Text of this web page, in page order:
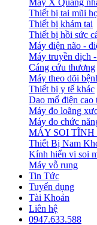
Thiết bị tai mũi
Thiết bị khám tai
Thiết bị hồi sức
Máy điện não -
Máy truyền dịch
Cáng cứu thương
Máy theo dõi
Thiết bị y tế khác
Dao mổ điện cao
Máy đo loãng
Máy đo chức
MÁY SOI TĨNH
Thiết Bị Nam
Kính hiển vi soi
Máy vỗ rung
Tin Tức
Tuyển dụng
Tài Khoản
Liên hệ
0947.633.588